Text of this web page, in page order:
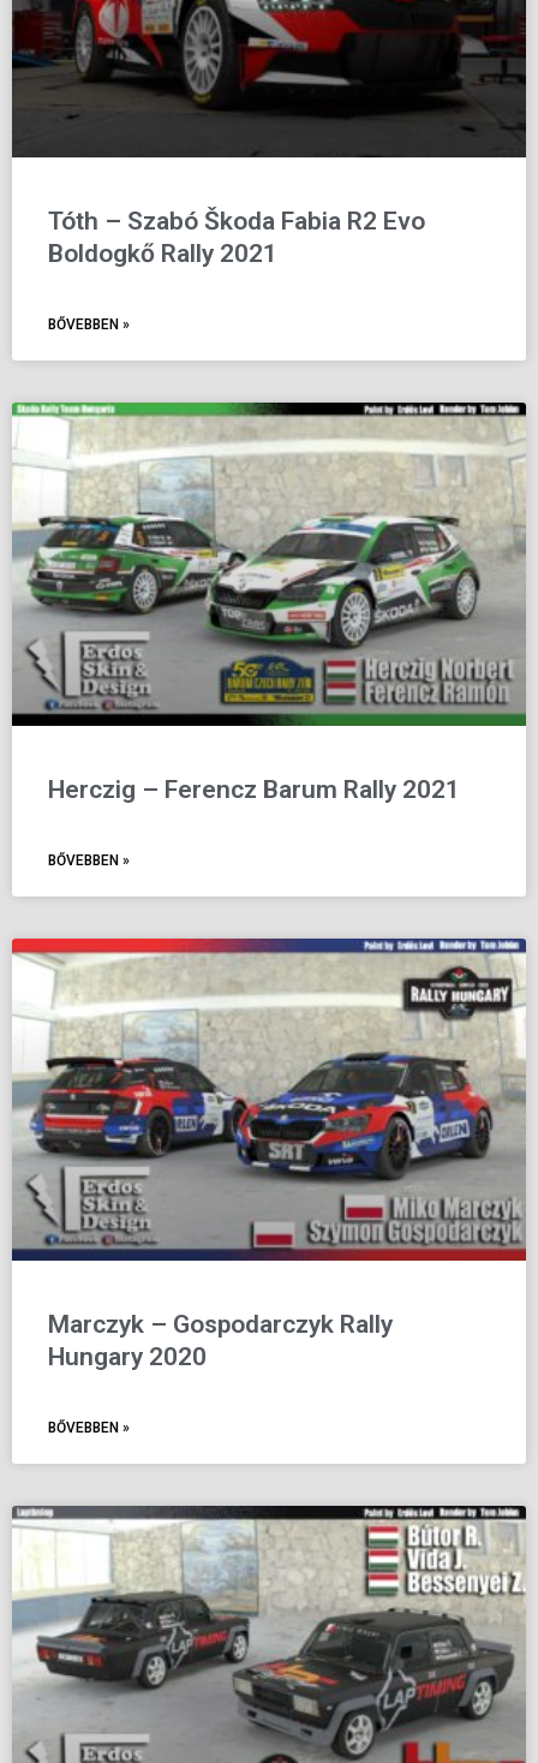
Tóth – Szabó Škoda Fabia R2 Evo
Boldogkő Rally 2021
BŐVEBBEN »
Herczig – Ferencz Barum Rally 2021
BŐVEBBEN »
Marczyk – Gospodarczyk Rally
Hungary 2020
BŐVEBBEN »